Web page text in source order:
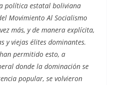
política estatal boliviana
Movimiento Al Socialismo
más, y de manera explícita,
y viejas élites dominantes.
permitido esto, a
donde la dominación se
popular, se volvieron